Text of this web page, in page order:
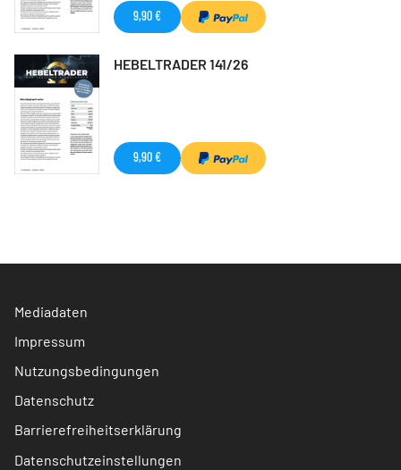
9,90 €
HEBELTRADER 141/26
9,90 €
Mediadaten
Impressum
Nutzungsbedingungen
Datenschutz
Barrierefreiheitserklärung
Datenschutzeinstellungen